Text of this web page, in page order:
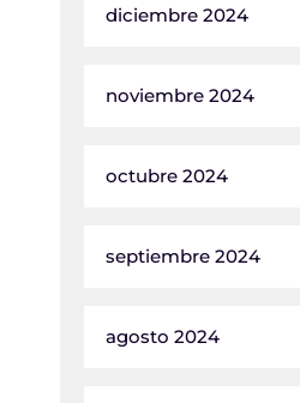
diciembre 2024
noviembre 2024
octubre 2024
septiembre 2024
agosto 2024